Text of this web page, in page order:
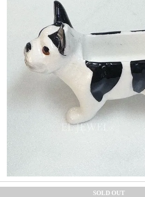
SOLD OUT